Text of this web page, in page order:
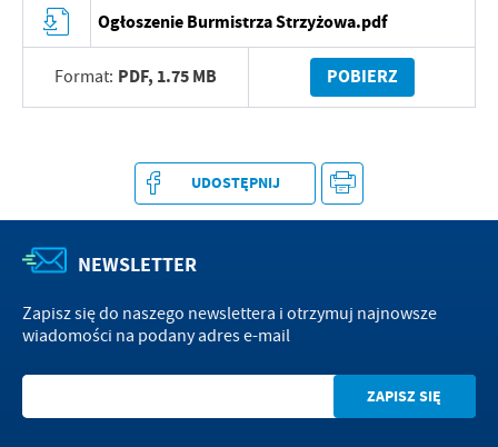
Ogłoszenie Burmistrza Strzyżowa.pdf
Format: PDF, 1.75 MB POBIERZ
UDOSTĘPNIJ
NEWSLETTER
Zapisz się do naszego newslettera i otrzymuj najnowsze
wiadomości na podany adres e-mail